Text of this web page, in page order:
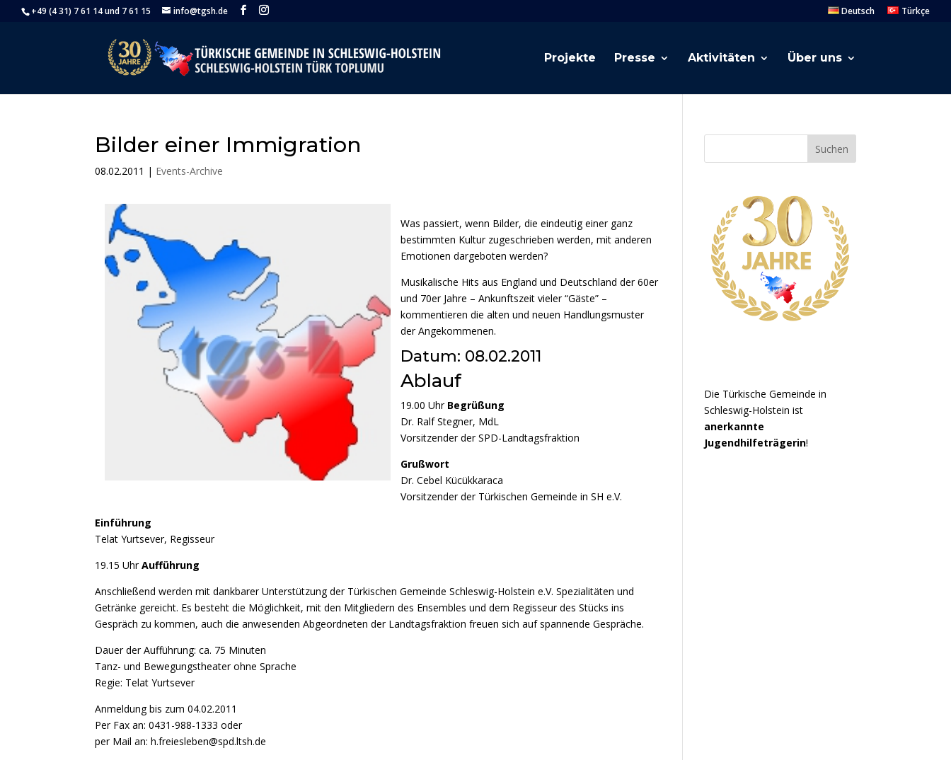
+49 (4 31) 7 61 14 und 7 61 15 info@tgsh.de Deutsch Türkçe
Projekte Presse Aktivitäten Über uns
Bilder einer Immigration
08.02.2011 | Events-Archive
Was passiert, wenn Bilder, die eindeutig einer ganz
bestimmten Kultur zugeschrieben werden, mit anderen
Emotionen dargeboten werden?
Musikalische Hits aus England und Deutschland der 60er
und 70er Jahre – Ankunftszeit vieler “Gäste” –
kommentieren die alten und neuen Handlungsmuster
der Angekommenen.
Datum: 08.02.2011
Ablauf
19.00 Uhr Begrüßung
Dr. Ralf Stegner, MdL
Vorsitzender der SPD-Landtagsfraktion
Grußwort
Dr. Cebel Kücükkaraca
Vorsitzender der Türkischen Gemeinde in SH e.V.
Einführung
Telat Yurtsever, Regisseur
19.15 UhrAufführung
Anschließend werden mit dankbarer Unterstützung der Türkischen Gemeinde Schleswig-Holstein e.V. Spezialitäten und
Getränke gereicht. Es besteht die Möglichkeit, mit den Mitgliedern des Ensembles und dem Regisseur des Stücks ins
Gespräch zu kommen, auch die anwesenden Abgeordneten der Landtagsfraktion freuen sich auf spannende Gespräche.
Dauer der Aufführung: ca. 75 Minuten
Tanz- und Bewegungstheater ohne Sprache
Regie: Telat Yurtsever
Anmeldung bis zum 04.02.2011
Per Fax an: 0431-988-1333 oder
per Mail an: h.freiesleben@spd.ltsh.de
Suchen
Die Türkische Gemeinde in
Schleswig-Holstein ist
anerkannte
Jugendhilfeträgerin!